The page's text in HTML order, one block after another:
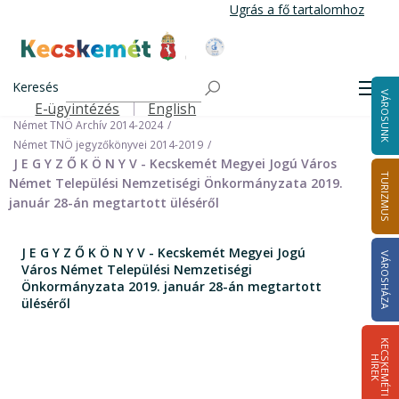
tartalomra
Ugrás a fő tartalomhoz
Kecskemét Város Honlapja
Keresés
Felső navigáció
E-ügyintézés English VÁROSUNK
TURIZMUS
VÁROSHÁZA
K
E
C
S
K
E
M
É
T
I
HÍ
R
E
K
Önkormányzat
Nemzetiségi Önkormányzatok
Német Települési Nemzetiségi Önkormányzat
Német TNÖ Archív 2014-2024
Német TNÖ jegyzőkönyvei 2014-2019
J E G Y Z Ő K Ö N Y V - Kecskemét Megyei Jogú Város
Német Települési Nemzetiségi Önkormányzata 2019.
január 28-án megtartott üléséről
J E G Y Z Ő K Ö N Y V - Kecskemét Megyei Jogú
Város Német Települési Nemzetiségi
Önkormányzata 2019. január 28-án megtartott
üléséről